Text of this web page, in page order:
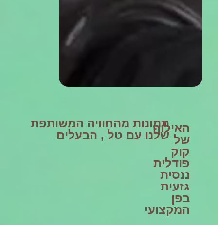
האילוף
של
קוק
פודלית
ננסית
גזעית
בפן
המקצועי
תמונות מהחוויה המשותפת
שלנו עם טל , הבעלים